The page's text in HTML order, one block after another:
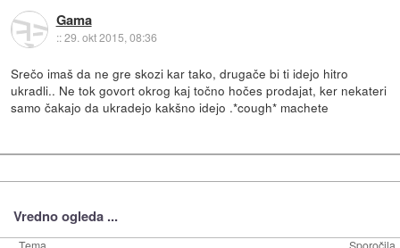
Gama
::29. okt 2015, 08:36
Srečo imaš da ne gre skozi kar tako, drugače bi ti idejo hitro
ukradli.. Ne tok govort okrog kaj točno hočes prodajat, ker nekateri
samo čakajo da ukradejo kakšno idejo .*cough* machete
Vredno ogleda ...